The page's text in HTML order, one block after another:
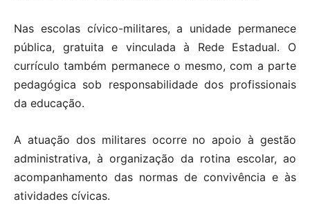
Nas escolas cívico-militares, a unidade permanece
pública, gratuita e vinculada à Rede Estadual. O
currículo também permanece o mesmo, com a parte
pedagógica sob responsabilidade dos profissionais
da educação.
A atuação dos militares ocorre no apoio à gestão
administrativa, à organização da rotina escolar, ao
acompanhamento das normas de convivência e às
atividades cívicas.